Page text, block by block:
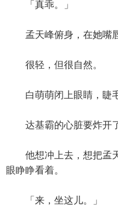
「真乖。」
孟天峰俯身，在她嘴唇
很轻，但很自然。
白萌萌闭上眼睛，睫毛
达基霸的心脏要炸开了
他想冲上去，想把孟天
眼睁睁看着。
「来，坐这儿。」